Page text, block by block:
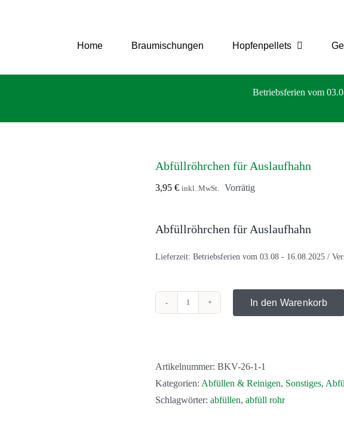
Home Braumischungen Hopfenpellets
Betriebsferien vom
Abfüllröhrchen für Auslaufhahn
3,95 € inkl. MwSt. Vorrätig
Abfüllröhrchen für Auslaufhahn
Lieferzeit: Betriebsferien vom 03.08 - 16.08.2025 /
Abfüllröhrchen
In den Warenkorb
Artikelnummer: BKV-26-1-1
Kategorien: Abfüllen & Reinigen, Sonstiges,
Schlagwörter: abfüllen, abfüll rohr